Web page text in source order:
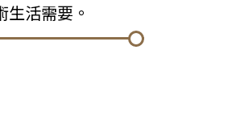
活需要。